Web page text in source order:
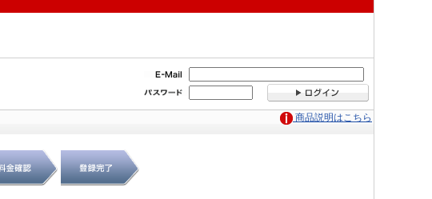
商品説明はこちら